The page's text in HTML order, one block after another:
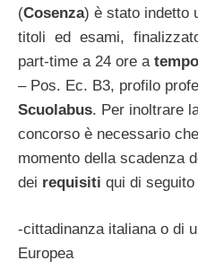
(Cosenza) è stato indetto
titoli ed esami,
part-time a 24 ore a
– Pos. Ec. B3, profilo
Scuolabus. Per inoltrare
concorso è necessario
momento della scadenza
dei requisiti qui di
-cittadinanza italiana o di
Europea